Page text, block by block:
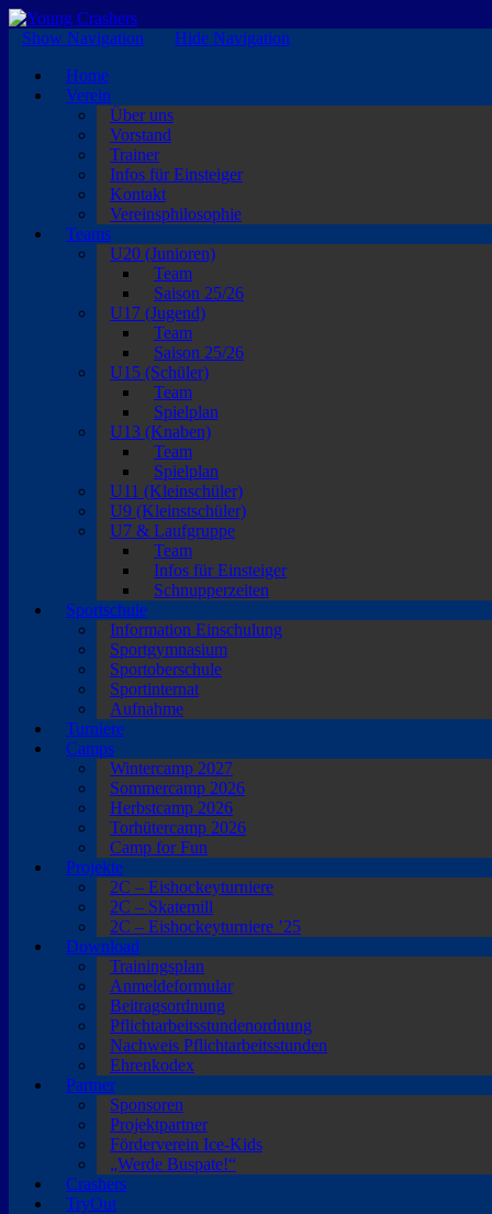
EISKALTE LEIDENSCHAFT
Show Navigation
Hide Navigation
Home
Verein
Über uns
Vorstand
Trainer
Infos für Einsteiger
Kontakt
Vereinsphilosophie
Teams
U20 (Junioren)
Team
Saison 25/26
U17 (Jugend)
Team
Saison 25/26
U15 (Schüler)
Team
Spielplan
U13 (Knaben)
Team
Spielplan
U11 (Kleinschüler)
U9 (Kleinstschüler)
U7 & Laufgruppe
Team
Infos für Einsteiger
Schnupperzeiten
Sportschule
Information Einschulung
Sportgymnasium
Sportoberschule
Sportinternat
Aufnahme
Turniere
Camps
Wintercamp 2027
Sommercamp 2026
Herbstcamp 2026
Torhütercamp 2026
Camp for Fun
Projekte
2C – Eishockeyturniere
2C – Skatemill
2C – Eishockeyturniere ’25
Download
Trainingsplan
Anmeldeformular
Beitragsordnung
Pflichtarbeitsstundenordnung
Nachweis Pflichtarbeitsstunden
Ehrenkodex
Partner
Sponsoren
Projektpartner
Förderverein Ice-Kids
„Werde Buspate!“
Crashers
TryOut